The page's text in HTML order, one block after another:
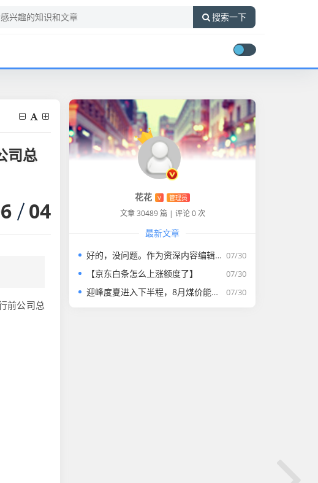
搜索一下
司总
04
前公司总
花花 V 管理员
文章 30489 篇 | 评论 0 次
最新文章
07/30
好的，没问题。作为资深内容编辑，我将为您打造一篇符合要求的专业教程文章。
07/30
【京东白条怎么上涨额度了】
07/30
迎峰度夏进入下半程，8月煤价能否走强？